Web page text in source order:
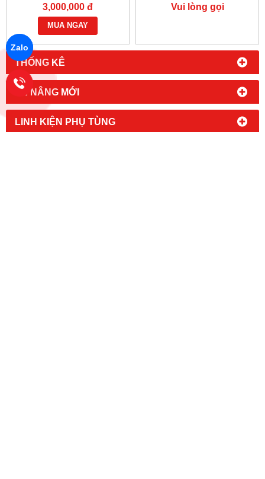
THỐNG KÊ
XE NÂNG MỚI
LINH KIỆN PHỤ TÙNG
3,000,000 đ
MUA NGAY
Vui lòng gọi
Zalo